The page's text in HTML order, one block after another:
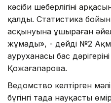
кәсіби шеберлігінің
қалды. Статистика
асқынуына ұшыраған
жұмады», - дейді №2
ауруханасы бас
Қожағапарова.
Ведомство келтірген
бүгінгі таңда науқастың